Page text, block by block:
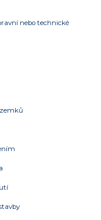
nebo technické